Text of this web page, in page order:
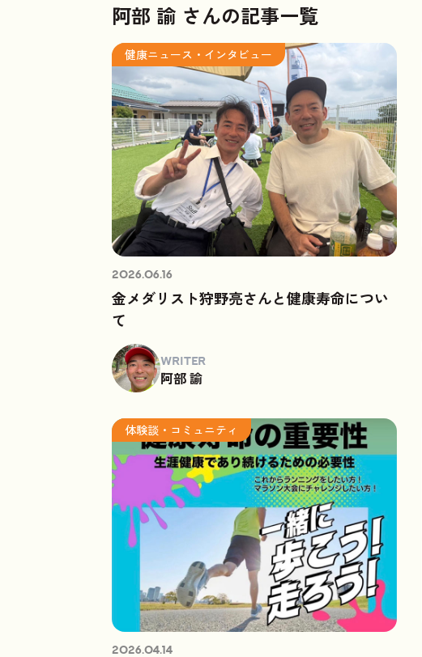
阿部 諭 さんの記事一覧
健康ニュース・インタビュー
2026.06.16
金メダリスト狩野亮さんと健康寿命につい
て
WRITER
阿部 諭
体験談・コミュニティ
2026.04.14